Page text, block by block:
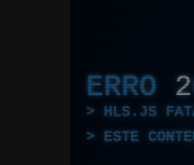
ERRO
HLS.JS
ESTE